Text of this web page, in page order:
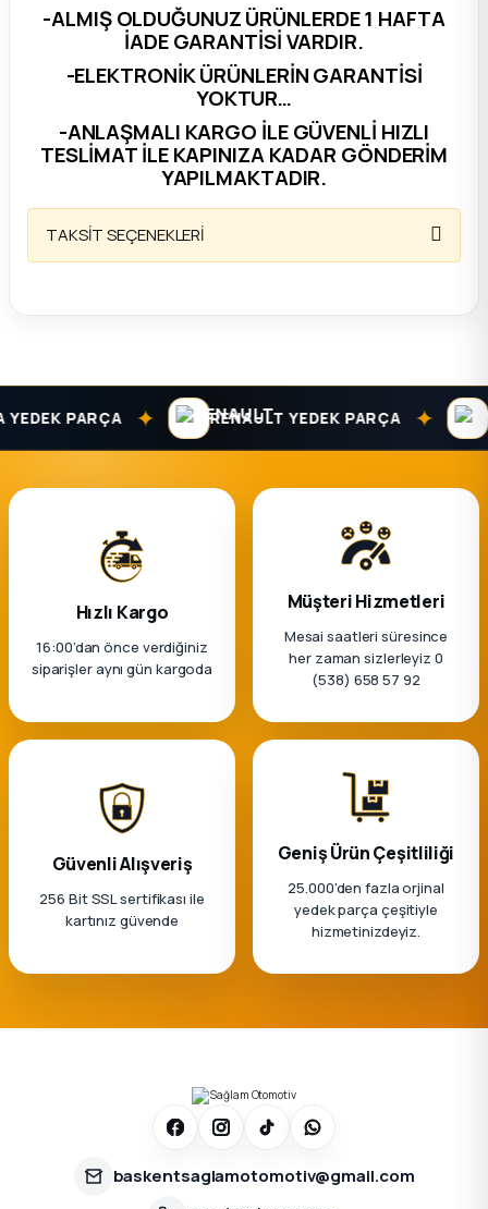
-ALMIŞ OLDUĞUNUZ ÜRÜNLERDE 1 HAFTA
İADE GARANTİSİ VARDIR.
-ELEKTRONİK ÜRÜNLERİN GARANTİSİ
YOKTUR…
-ANLAŞMALI KARGO İLE GÜVENLİ HIZLI
TESLİMAT İLE KAPINIZA KADAR GÖNDERİM
YAPILMAKTADIR.
TAKSİT SEÇENEKLERİ
PARÇA ✦ RENAULT YEDEK PARÇA ✦
Hızlı Kargo
16:00’dan önce verdiğiniz
siparişler aynı gün kargoda
Müşteri Hizmetleri
Mesai saatleri süresince
her zaman sizlerleyiz 0
(538) 658 57 92
Güvenli Alışveriş
256 Bit SSL sertifikası ile
kartınız güvende
Geniş Ürün Çeşitliliği
25.000'den fazla orjinal
yedek parça çeşitiyle
hizmetinizdeyiz.
baskentsaglamotomotiv@gmail.com